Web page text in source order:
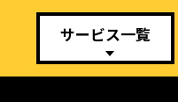
サービス一覧